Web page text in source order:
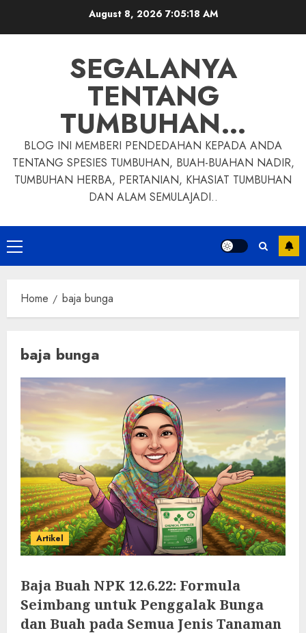
August 8, 2026 7:05:18 AM
SEGALANYA
TENTANG
TUMBUHAN…
BLOG INI MEMBERI PENDEDAHAN KEPADA ANDA
TENTANG SPESIES TUMBUHAN, BUAH-BUAHAN NADIR,
TUMBUHAN HERBA, PERTANIAN, KHASIAT TUMBUHAN
DAN ALAM SEMULAJADI..
Primary
Menu
Home baja bunga
baja bunga
Artikel
Baja Buah NPK 12.6.22: Formula
Seimbang untuk Penggalak Bunga
dan Buah pada Semua Jenis Tanaman